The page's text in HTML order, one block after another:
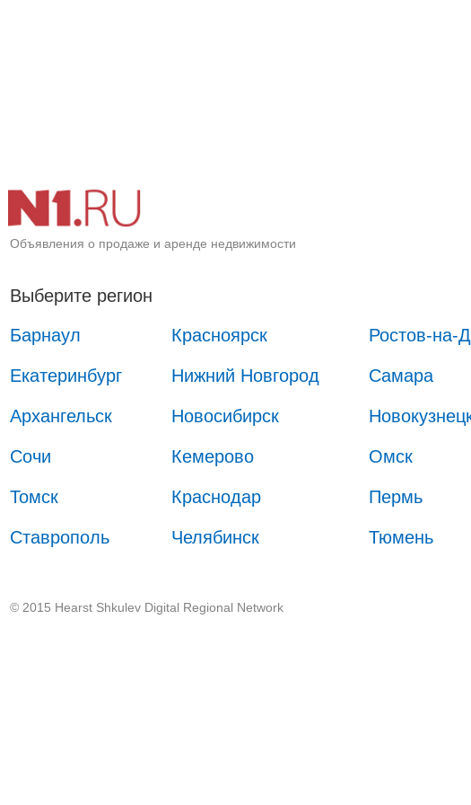
Объявления о продаже и аренде недвижимости
Выберите регион
Барнаул
Красноярск Ростов-на-
Екатеринбург Нижний Новгород Самара
Архангельск Новосибирск
Сочи Кемерово Омск
Томск Краснодар Пермь
Ставрополь Челябинск Тюмень
© 2015 Hearst Shkulev Digital Regional Network